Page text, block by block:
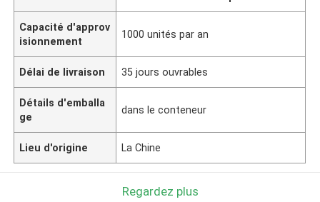
Capacité d'approv
isionnement
1000 unités par an
Délai de livraison 35 jours ouvrables
Détails d'emballa
ge
dans le conteneur
Lieu d'origine La Chine
Regardez plus